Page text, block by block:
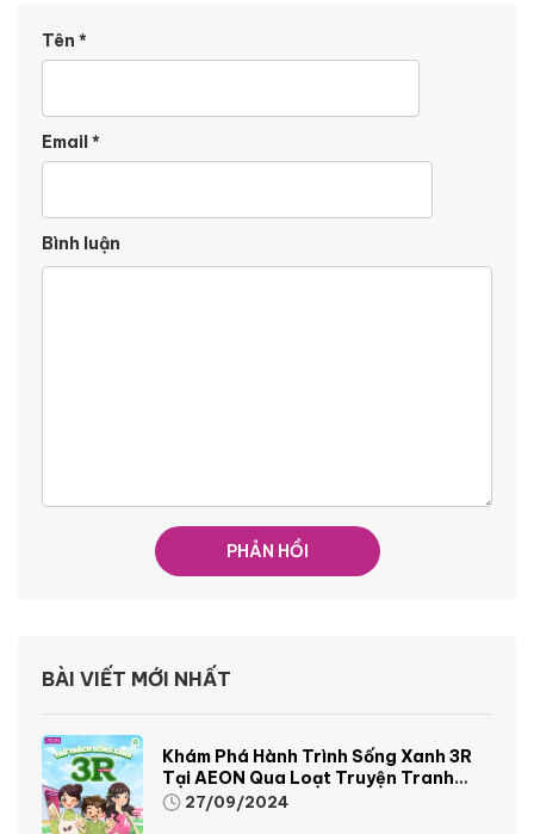
Tên *
Email*
Bình luận
BÀI VIẾT MỚI NHẤT
Khám Phá Hành Trình Sống Xanh 3R
Tại AEON Qua Loạt Truyện Tranh
Sinh Động Và Thú Vị
27/09/2024